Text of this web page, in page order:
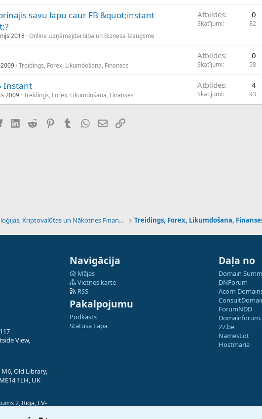
savu lapu caur FB &quot;instant
2018 Online Uzņēmējdarbība un Biznesa Izaugsme
Atbildes 0
Skatījumi 82
Treidings, Forex, Likumdošana, Finanses
Atbildes 0
Skatījumi 58
Instant
2009 Treidings, Forex, Likumdošana, Finanses
Atbildes 4
Skatījumi 93
BlueskyLinkedIn
Reddit PinterestTumblrWhatsApp
E-pastsSaiti
Tehnoloģijas, Kriptovalūtas un Nākotnes Finanses Treidings, Forex, Likumdošana,
View,
Old Library,
1LH, UK
2, Rīga, LV-
Navigācija
Mājas
Vietnes karte
RSS
Pakalpojumu
Podkāsts
Statusa Lapa
Daļa no
Domain
DNForum
Acorn
ForumNDD
27.be
NamesLot
Hostmaria